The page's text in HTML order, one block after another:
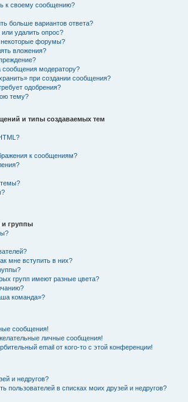
к своему сообщению?
больше вариантов ответа?
или удалить опрос?
форумы?
вложения?
сообщения модератору?
при создании сообщения?
одобрения?
тему?
и типы создаваемых тем
к сообщениям?
темы?
и группы
мне вступить в них?
групп имеют разные цвета?
команда»?
сообщения!
личные сообщения!
email от кого-то с этой конференции!
и недругов?
пользователей в списках моих друзей и недругов?